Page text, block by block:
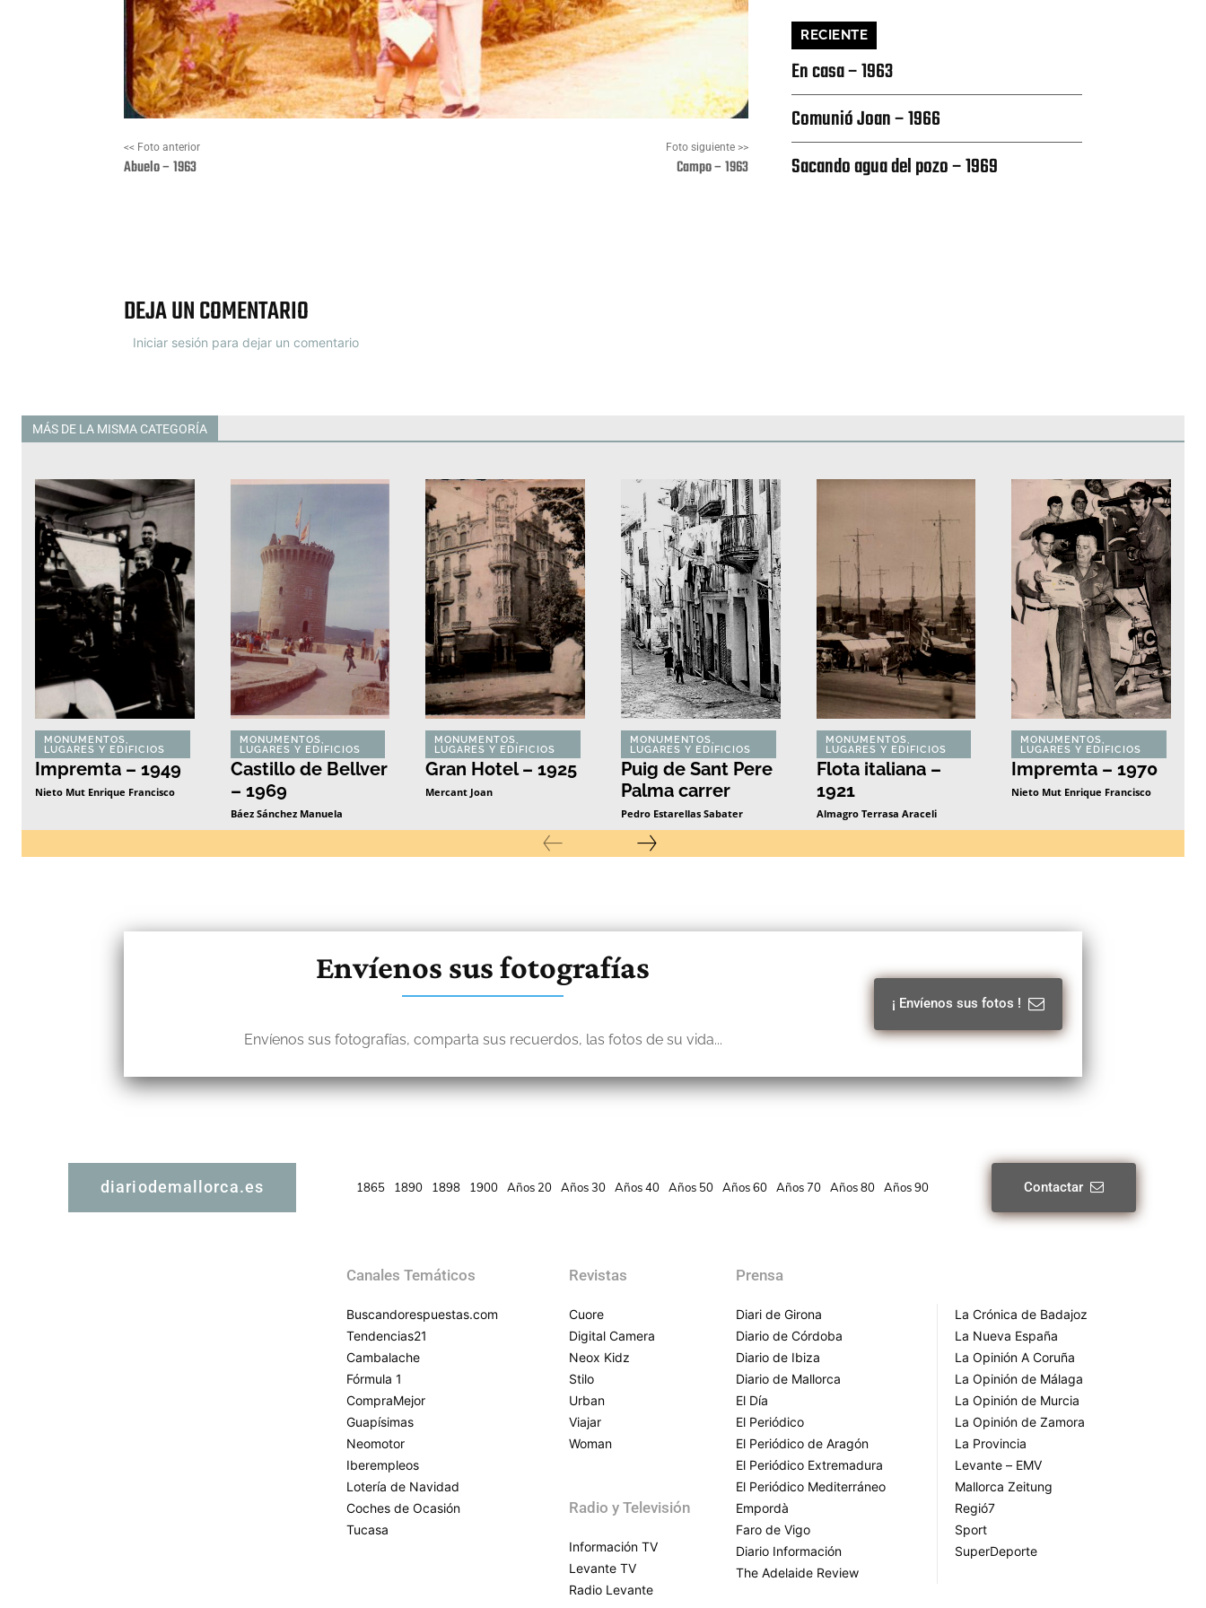
<< Foto anterior
Abuelo – 1963
Foto siguiente >>
Campo – 1963
DEJA UN COMENTARIO
Iniciar sesión para dejar un comentario
RECIENTE
En casa – 1963
Comunió Joan – 1966
Sacando agua del pozo – 1969
MÁS DE LA MISMA CATEGORÍA
MONUMENTOS,
LUGARES Y EDIFICIOS
Impremta – 1949
Nieto Mut Enrique Francisco
MONUMENTOS,
LUGARES Y EDIFICIOS
Castillo de Bellver
– 1969
Báez Sánchez Manuela
MONUMENTOS,
LUGARES Y EDIFICIOS
Gran Hotel – 1925
Mercant Joan
MONUMENTOS,
LUGARES Y EDIFICIOS
Puig de Sant Pere
Palma carrer
Pedro Estarellas Sabater
MONUMENTOS,
LUGARES Y EDIFICIOS
Flota italiana –
1921
Almagro Terrasa Araceli
MONUMENTOS,
LUGARES Y EDIFICIOS
Impremta – 1970
Nieto Mut Enrique Francisco
Envíenos sus fotografías
Envíenos sus fotografías, comparta sus recuerdos, las fotos de su vida...
¡ Envíenos sus fotos !
diariodemallorca.es 1865 1890 1898 1900 Años 20 Años 30 Años 40 Años 50 Años 60 Años 70 Años 80 Años 90 Contactar
Canales Temáticos
Buscandorespuestas.com
Tendencias21
Cambalache
Fórmula 1
CompraMejor
Guapísimas
Neomotor
Iberempleos
Lotería de Navidad
Coches de Ocasión
Tucasa
Revistas
Cuore
Digital Camera
Neox Kidz
Stilo
Urban
Viajar
Woman
Radio y Televisión
Información TV
Levante TV
Radio Levante
Prensa
Diari de Girona
Diario de Córdoba
Diario de Ibiza
Diario de Mallorca
El Día
El Periódico
El Periódico de Aragón
El Periódico Extremadura
El Periódico Mediterráneo
Empordà
Faro de Vigo
Diario Información
The Adelaide Review
La Crónica de Badajoz
La Nueva España
La Opinión A Coruña
La Opinión de Málaga
La Opinión de Murcia
La Opinión de Zamora
La Provincia
Levante – EMV
Mallorca Zeitung
Regió7
Sport
SuperDeporte